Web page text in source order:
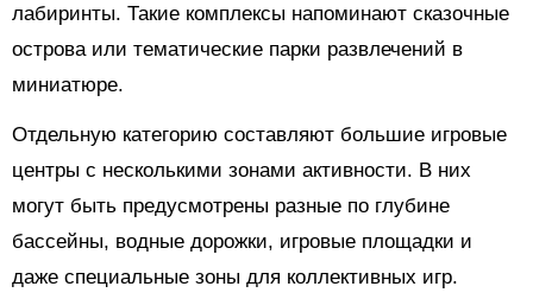
лабиринты. Такие комплексы напоминают сказочные
острова или тематические парки развлечений в
миниатюре.
Отдельную категорию составляют большие игровые
центры с несколькими зонами активности. В них
могут быть предусмотрены разные по глубине
бассейны, водные дорожки, игровые площадки и
даже специальные зоны для коллективных игр.